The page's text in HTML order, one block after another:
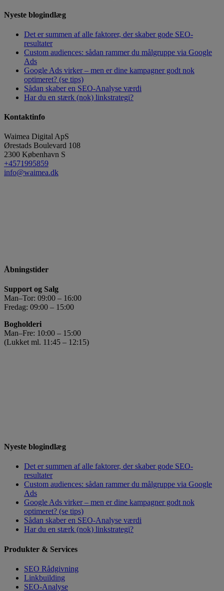
Nyeste blogindlæg
Det er summen af alle faktorer, der skaber gode SEO-
resultater
Custom audiences: sådan rammer du målgruppe via Google
Ads
Google Ads virker – men er dine kampagner godt nok
optimeret? (se tips)
Sådan skaber en SEO-Analyse værdi
Har du en stærk (nok) linkstrategi?
Kontaktinfo
Waimea Digital ApS
Ørestads Boulevard 108
2300 København S
+4571995859
info@waimea.dk
Åbningstider
Support og Salg
Man–Tor: 09:00 – 16:00
Fredag: 09:00 – 15:00
Bogholderi
Man–Fre: 10:00 – 15:00
(Lukket ml. 11:45 – 12:15)
Nyeste blogindlæg
Det er summen af alle faktorer, der skaber gode SEO-
resultater
Custom audiences: sådan rammer du målgruppe via Google
Ads
Google Ads virker – men er dine kampagner godt nok
optimeret? (se tips)
Sådan skaber en SEO-Analyse værdi
Har du en stærk (nok) linkstrategi?
Produkter & Services
SEO Rådgivning
Linkbuilding
SEO-Analyse